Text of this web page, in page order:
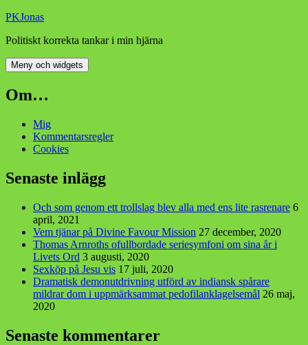
Hoppa
innehåll
PKJonas
Politiskt korrekta tankar i min hjärna
Meny och widgets
Om…
Mig
Kommentarsregler
Cookies
Senaste inlägg
Och som genom ett trollslag blev alla med ens lite rasrenare 6
april, 2021
Vem tjänar på Divine Favour Mission 27 december, 2020
Thomas Arnroths ofullbordade seriesymfoni om sina år i
Livets Ord 3 augusti, 2020
Sexköp på Jesu vis 17 juli, 2020
Dramatisk demonutdrivning utförd av indiansk spårare
mildrar dom i uppmärksammat pedofilanklagelsemål 26 maj,
2020
Senaste kommentarer